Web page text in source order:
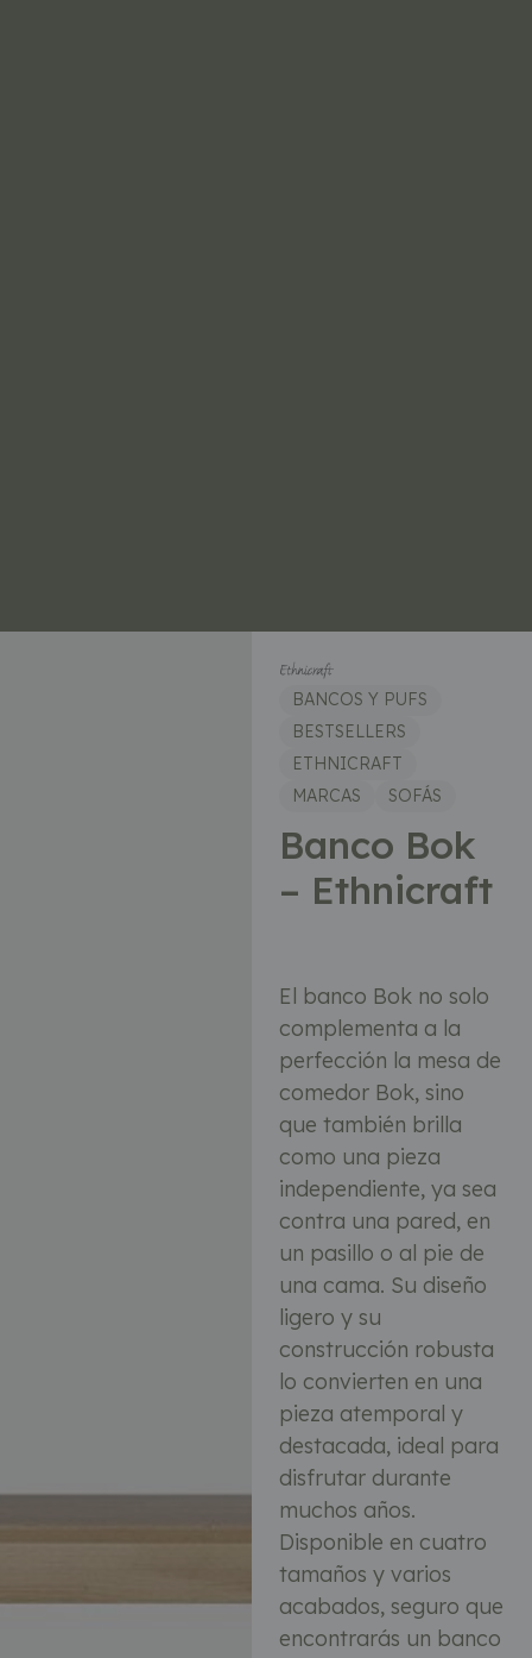
BANCOS Y PUFS
BESTSELLERS
ETHNICRAFT
MARCAS
SOFÁS
Banco Bok
– Ethnicraft
El banco Bok no solo
complementa a la
perfección la mesa de
comedor Bok, sino
que también brilla
como una pieza
independiente, ya sea
contra una pared, en
un pasillo o al pie de
una cama. Su diseño
ligero y su
construcción robusta
lo convierten en una
pieza atemporal y
destacada, ideal para
disfrutar durante
muchos años.
Disponible en cuatro
tamaños y varios
acabados, seguro que
encontrarás un banco